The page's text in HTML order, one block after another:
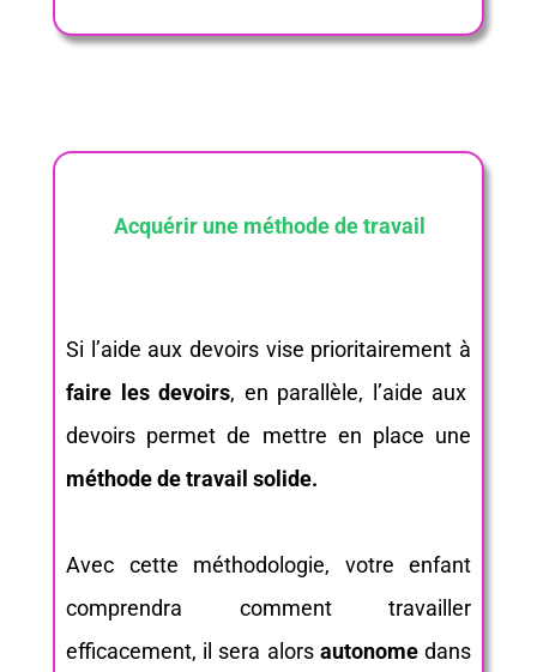
Acquérir une méthode de travail
Si l’aide aux devoirs vise prioritairement à
faire les devoirs, en parallèle, l’aide aux
devoirs permet de mettre en place une
méthode de travail solide.
Avec cette méthodologie, votre enfant
comprendra comment travailler
efficacement, il sera alors autonomedans